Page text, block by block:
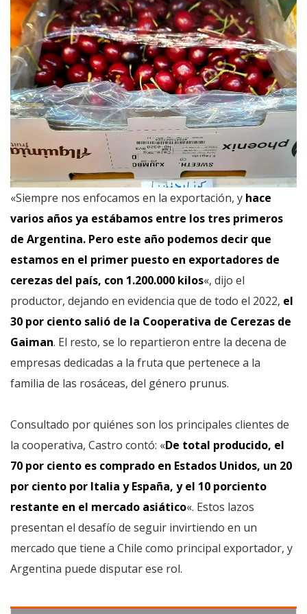
«Siempre nos enfocamos en la exportación, y hace
varios años ya estábamos entre los tres primeros
de Argentina. Pero este año podemos decir que
estamos en el primer puesto en exportadores de
cerezas del país, con 1.200.000 kilos«, dijo el
productor, dejando en evidencia que de todo el 2022, el
30 por ciento salió de la Cooperativa de Cerezas de
Gaiman. El resto, se lo repartieron entre la decena de
empresas dedicadas a la fruta que pertenece a la
familia de las rosáceas, del género prunus.
Consultado por quiénes son los principales clientes de
la cooperativa, Castro contó: «De total producido, el
70 por ciento es comprado en Estados Unidos, un 20
por ciento por Italia y España, y el 10 porciento
restante en el mercado asiático«. Estos lazos
presentan el desafío de seguir invirtiendo en un
mercado que tiene a Chile como principal exportador, y
Argentina puede disputar ese rol.